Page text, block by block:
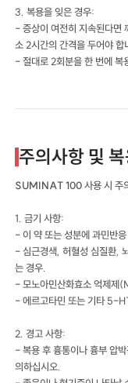
3. 복용을 잊은 경우:
- 증상이 여전히 지속된다면
소 2시간의 간격을 두어야 합
- 절대로 2회분을 한 번에 복
주의사항 및
SUMINAT 100사용 시 주
1. 금기 사항:
- 이 약 또는 성분에 과민반응
- 심근경색, 허혈성 심질환,
는 경우.
- 모노아민산화효소 억제제
- 에르고타민 또는 기타 5-
2. 경고 사항:
- 복용 후 흉통이나 흉부 압
의하십시오.